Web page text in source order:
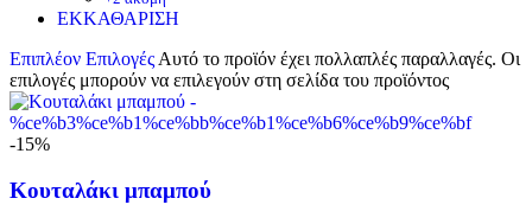
ΕΚΚΑΘΑΡΙΣΗ
Επιπλέον Επιλογές Αυτό το προϊόν έχει πολλαπλές παραλλαγές. Οι
επιλογές μπορούν να επιλεγούν στη σελίδα του προϊόντος
-15%
Κουταλάκι μπαμπού